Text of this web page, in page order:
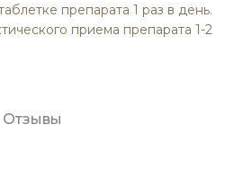
препарата 1 раз в день.
приема препарата 1-2
Отзывы